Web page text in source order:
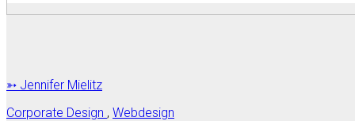
➳ Jennifer Mielitz
Corporate Design , Webdesign